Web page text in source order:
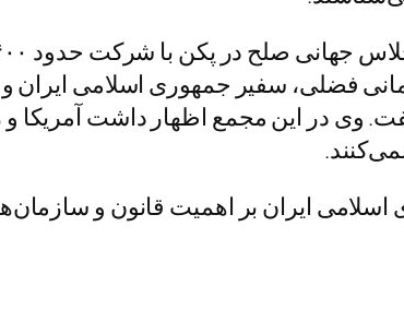
فضلی، سفیر جمهوری اسلامی ایران
وی در این مجمع اظهار داشت آمریکا و
ایران بر اهمیت قانون و